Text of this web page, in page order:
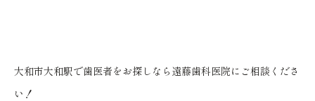
大和市大和駅で歯医者をお探しなら遠藤歯科医院にご相談くださ
い！